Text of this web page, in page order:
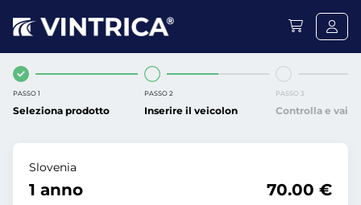
PASSO 1
Seleziona prodotto
PASSO 2
Inserire il veicolon
PASSO 3
Controlla e vai
Slovenia
1 anno 70.00 €